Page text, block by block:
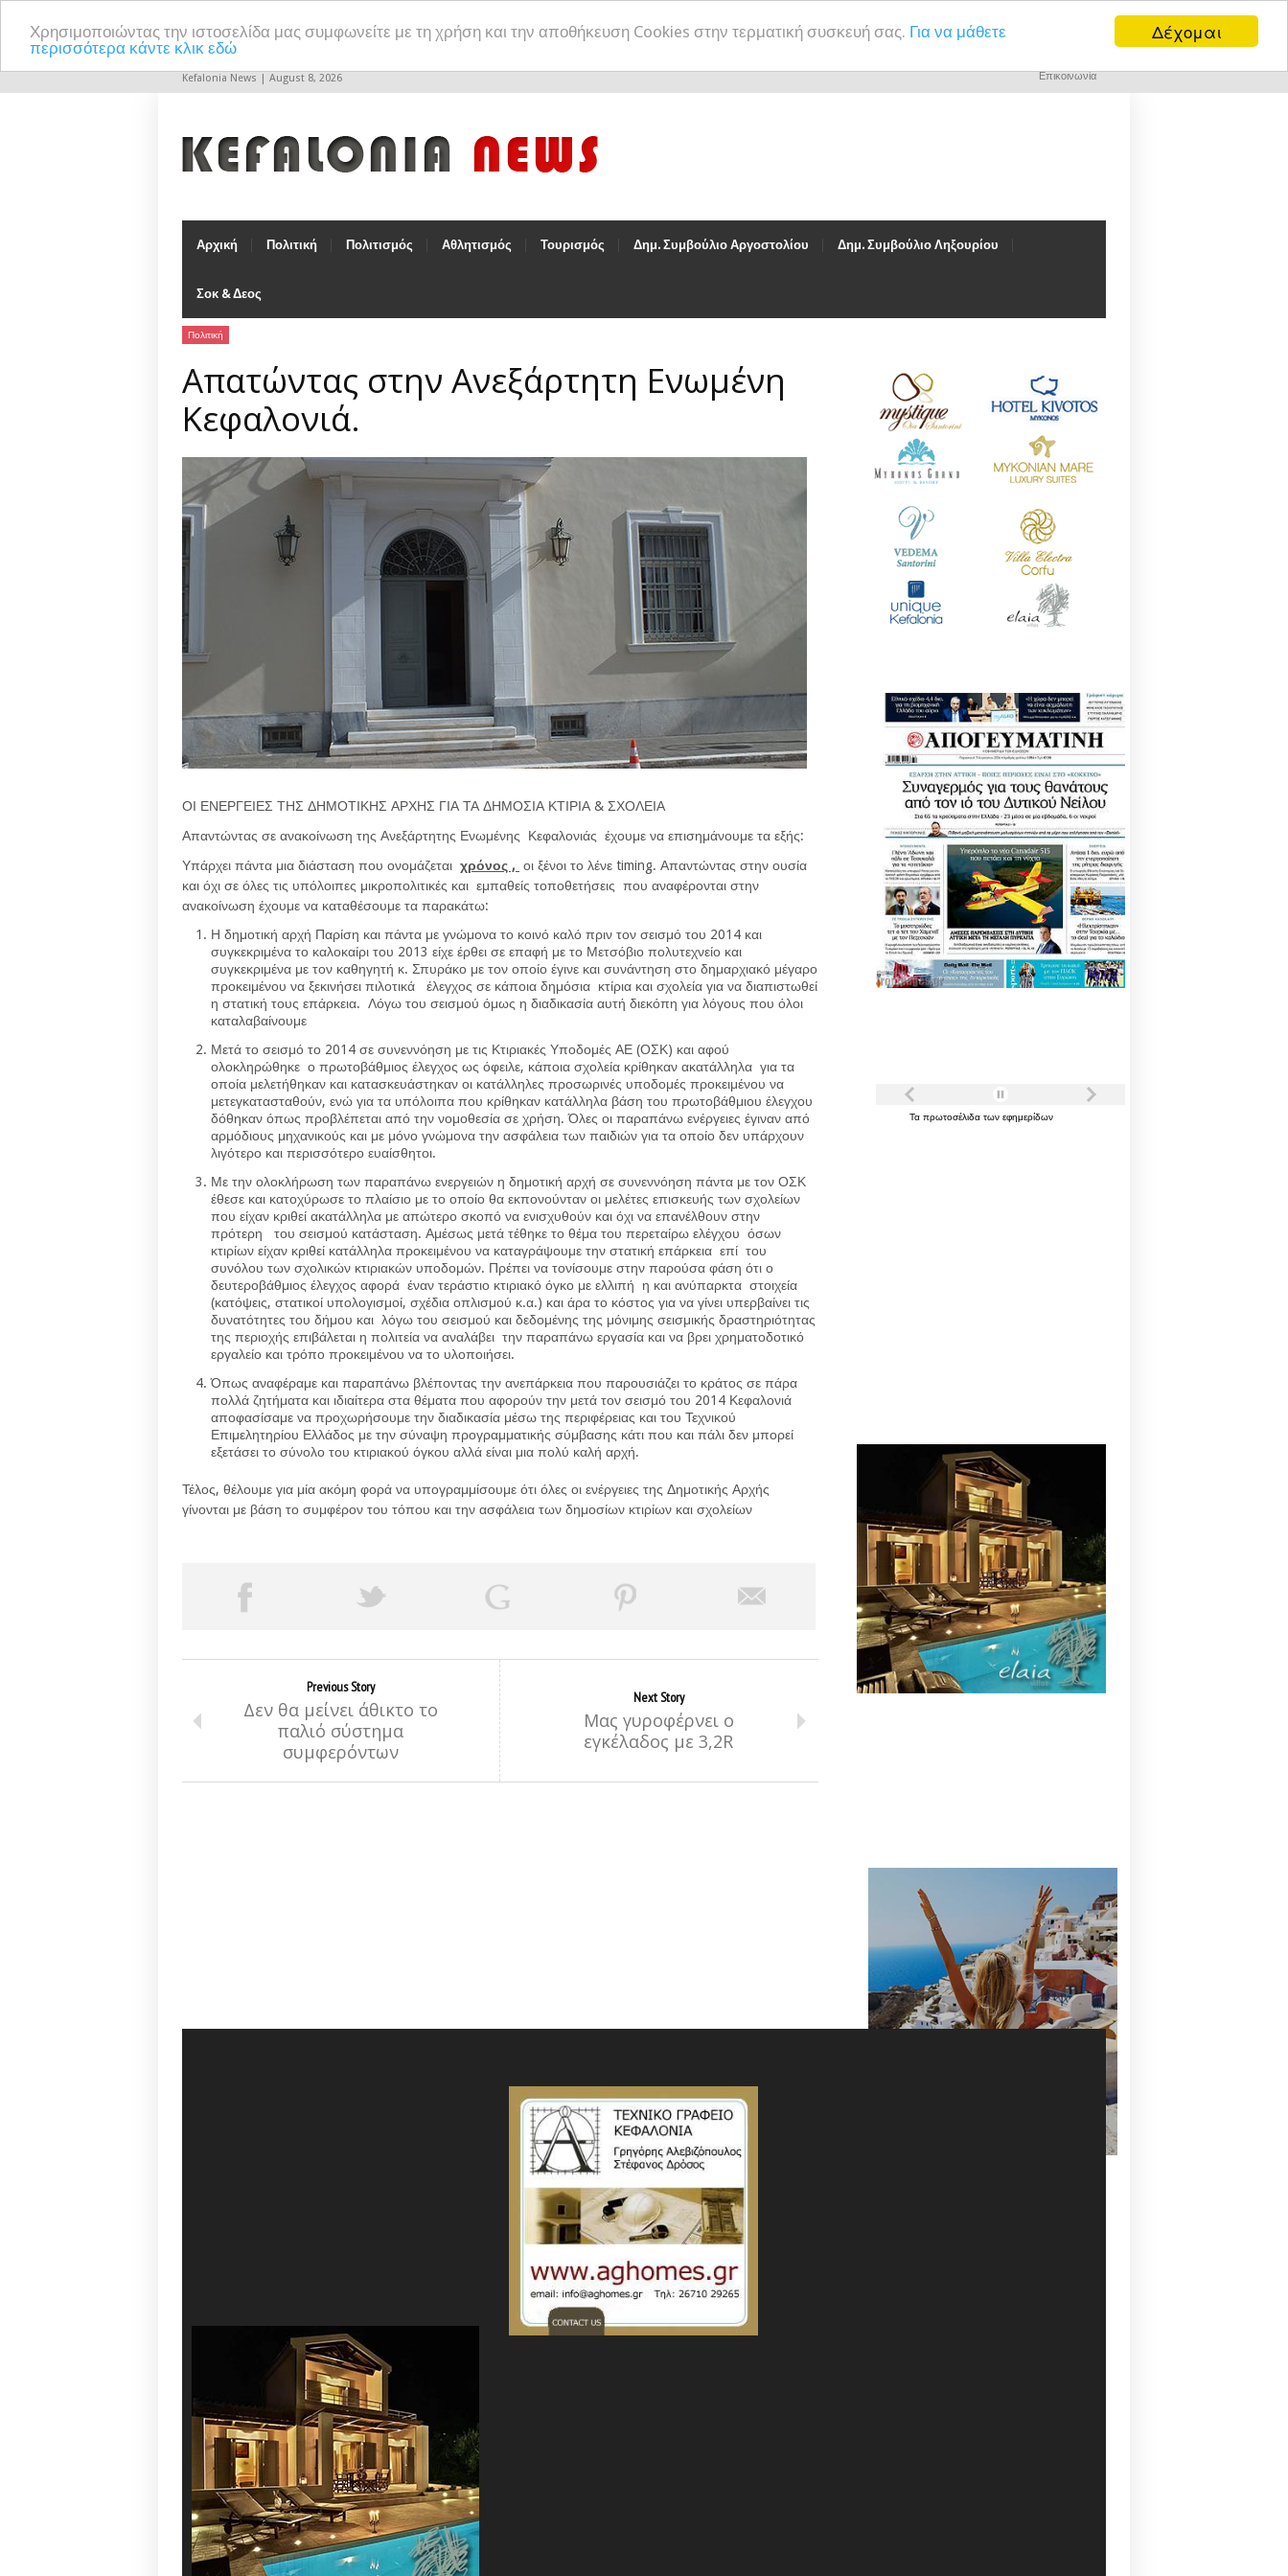
Δέχομαι
Χρησιμοποιώντας την ιστοσελίδα μας συμφωνείτε με τη χρήση και την αποθήκευση Cookies στην τερματική συσκευή σας. Για να μάθετε
περισσότερα κάντε κλικ εδώ
Kefalonia News | August 8, 2026 Επικοινωνία
Αρχική Πολιτική Πολιτισμός Αθλητισμός Τουρισμός Δημ. Συμβούλιο Αργοστολίου Δημ. Συμβούλιο Ληξουρίου
Σοκ & Δεος
Πολιτική
Απατώντας στην Ανεξάρτητη Ενωμένη
Κεφαλονιά.
ΟΙ ΕΝΕΡΓΕΙΕΣ ΤΗΣ ΔΗΜΟΤΙΚΗΣ ΑΡΧΗΣ ΓΙΑ ΤΑ ΔΗΜΟΣΙΑ ΚΤΙΡΙΑ & ΣΧΟΛΕΙΑ
Απαντώντας σε ανακοίνωση της Ανεξάρτητης Ενωμένης Κεφαλονιάς έχουμε να επισημάνουμε τα εξής:
Υπάρχει πάντα μια διάσταση που ονομάζεται χρόνος , οι ξένοι το λένε timing. Απαντώντας στην ουσία
και όχι σε όλες τις υπόλοιπες μικροπολιτικές και εμπαθείς τοποθετήσεις που αναφέρονται στην
ανακοίνωση έχουμε να καταθέσουμε τα παρακάτω:
Η δημοτική αρχή Παρίση και πάντα με γνώμονα το κοινό καλό πριν τον σεισμό του 2014 και
συγκεκριμένα το καλοκαίρι του 2013 είχε έρθει σε επαφή με το Μετσόβιο πολυτεχνείο και
συγκεκριμένα με τον καθηγητή κ. Σπυράκο με τον οποίο έγινε και συνάντηση στο δημαρχιακό μέγαρο
προκειμένου να ξεκινήσει πιλοτικά έλεγχος σε κάποια δημόσια κτίρια και σχολεία για να διαπιστωθεί
η στατική τους επάρκεια. Λόγω του σεισμού όμως η διαδικασία αυτή διεκόπη για λόγους που όλοι
καταλαβαίνουμε
Μετά το σεισμό το 2014 σε συνεννόηση με τις Κτιριακές Υποδομές ΑΕ (ΟΣΚ) και αφού
ολοκληρώθηκε ο πρωτοβάθμιος έλεγχος ως όφειλε, κάποια σχολεία κρίθηκαν ακατάλληλα για τα
οποία μελετήθηκαν και κατασκευάστηκαν οι κατάλληλες προσωρινές υποδομές προκειμένου να
μετεγκατασταθούν, ενώ για τα υπόλοιπα που κρίθηκαν κατάλληλα βάση του πρωτοβάθμιου έλεγχου
δόθηκαν όπως προβλέπεται από την νομοθεσία σε χρήση. Όλες οι παραπάνω ενέργειες έγιναν από
αρμόδιους μηχανικούς και με μόνο γνώμονα την ασφάλεια των παιδιών για τα οποίο δεν υπάρχουν
λιγότερο και περισσότερο ευαίσθητοι.
Με την ολοκλήρωση των παραπάνω ενεργειών η δημοτική αρχή σε συνεννόηση πάντα με τον ΟΣΚ
έθεσε και κατοχύρωσε το πλαίσιο με το οποίο θα εκπονούνταν οι μελέτες επισκευής των σχολείων
που είχαν κριθεί ακατάλληλα με απώτερο σκοπό να ενισχυθούν και όχι να επανέλθουν στην
πρότερη του σεισμού κατάσταση. Αμέσως μετά τέθηκε το θέμα του περεταίρω ελέγχου όσων
κτιρίων είχαν κριθεί κατάλληλα προκειμένου να καταγράψουμε την στατική επάρκεια επί του
συνόλου των σχολικών κτιριακών υποδομών. Πρέπει να τονίσουμε στην παρούσα φάση ότι ο
δευτεροβάθμιος έλεγχος αφορά έναν τεράστιο κτιριακό όγκο με ελλιπή η και ανύπαρκτα στοιχεία
(κατόψεις, στατικοί υπολογισμοί, σχέδια οπλισμού κ.α.) και άρα το κόστος για να γίνει υπερβαίνει τις
δυνατότητες του δήμου και λόγω του σεισμού και δεδομένης της μόνιμης σεισμικής δραστηριότητας
της περιοχής επιβάλεται η πολιτεία να αναλάβει την παραπάνω εργασία και να βρει χρηματοδοτικό
εργαλείο και τρόπο προκειμένου να το υλοποιήσει.
Όπως αναφέραμε και παραπάνω βλέποντας την ανεπάρκεια που παρουσιάζει το κράτος σε πάρα
πολλά ζητήματα και ιδιαίτερα στα θέματα που αφορούν την μετά τον σεισμό του 2014 Κεφαλονιά
αποφασίσαμε να προχωρήσουμε την διαδικασία μέσω της περιφέρειας και του Τεχνικού
Επιμελητηρίου Ελλάδος με την σύναψη προγραμματικής σύμβασης κάτι που και πάλι δεν μπορεί
εξετάσει το σύνολο του κτιριακού όγκου αλλά είναι μια πολύ καλή αρχή.
Τέλος, θέλουμε για μία ακόμη φορά να υπογραμμίσουμε ότι όλες οι ενέργειες της Δημοτικής Αρχής
γίνονται με βάση το συμφέρον του τόπου και την ασφάλεια των δημοσίων κτιρίων και σχολείων
Previous Story
Δεν θα μείνει άθικτο το
παλιό σύστημα
συμφερόντων
Next Story
Μας γυροφέρνει ο
εγκέλαδος με 3,2R
Τα πρωτοσέλιδα των εφημερίδων